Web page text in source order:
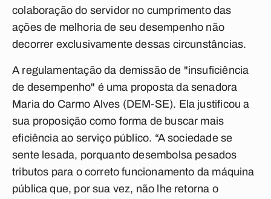
colaboração do servidor no cumprimento das
ações de melhoria de seu desempenho não
decorrer exclusivamente dessas circunstâncias.
A regulamentação da demissão de "insuficiência
de desempenho" é uma proposta da senadora
Maria do Carmo Alves (DEM-SE). Ela justificou a
sua proposição como forma de buscar mais
eficiência ao serviço público. “A sociedade se
sente lesada, porquanto desembolsa pesados
tributos para o correto funcionamento da máquina
pública que, por sua vez, não lhe retorna o